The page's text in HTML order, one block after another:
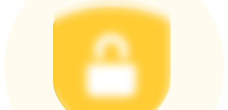
приложение Bitrue